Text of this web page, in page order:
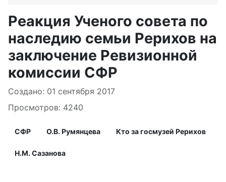
Реакция Ученого совета по
наследию семьи Рерихов на
заключение Ревизионной
комиссии СФР
Информация о материале
Создано: 01 сентября 2017
Просмотров: 4240
СФР О.В. Румянцева Кто за госмузей Рерихов
Н.М. Сазанова